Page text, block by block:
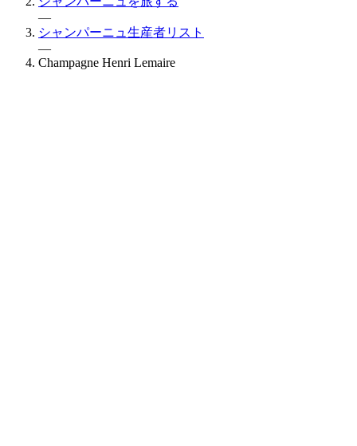
—
シャンパーニュ生産者リスト
—
Champagne Henri Lemaire